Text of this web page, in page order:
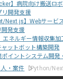
】病院向け搬送ロ
リ開発支援
Next.js】Webサービ
開発支援
エネルギー情報収集
ャットボット構築開発
ポイントシステム開発
・案件 【Python/